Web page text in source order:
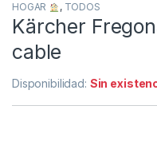
HOGAR , TODOS
Kärcher
cable
Disponibilidad: Sin